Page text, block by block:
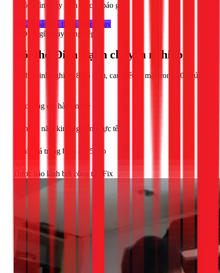
Không tìm thấy dịch vụ cần báo giá?
Lấy báo giá tham khảo ngay
Đội ngũ chuyên nghiệp
Đội thợ Điện Lạnh chuyên nghiệp
20 thợ kinh nghiệm 8-15 năm, cam kết có mặt trong 30 phút
Có chứng chỉ hành nghề
Ít nhất 3 năm kinh nghiệm thực tế
Đánh giá trung bình 4.9/5 sao
Được bảo lãnh bởi công ty 1Fix